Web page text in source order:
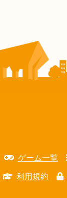
ゲーム一覧
利用規約